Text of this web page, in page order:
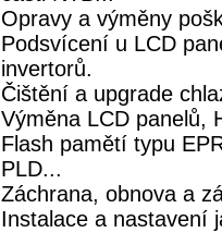
Opravy a výměny
Podsvícení u LCD
invertorů.
Čištění a upgrade
Výměna LCD panelů,
Flash pamětí typu
PLD...
Záchrana, obnova a
Instalace a nastavení